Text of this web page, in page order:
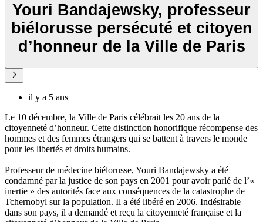
Youri Bandajewsky, professeur
biélorusse persécuté et citoyen
d’honneur de la Ville de Paris
il y a 5 ans
Le 10 décembre, la Ville de Paris célébrait les 20 ans de la
citoyenneté d’honneur. Cette distinction honorifique récompense des
hommes et des femmes étrangers qui se battent à travers le monde
pour les libertés et droits humains.
Professeur de médecine biélorusse, Youri Bandajewsky a été
condamné par la justice de son pays en 2001 pour avoir parlé de l’«
inertie » des autorités face aux conséquences de la catastrophe de
Tchernobyl sur la population. Il a été libéré en 2006. Indésirable
dans son pays, il a demandé et reçu la citoyenneté française et la